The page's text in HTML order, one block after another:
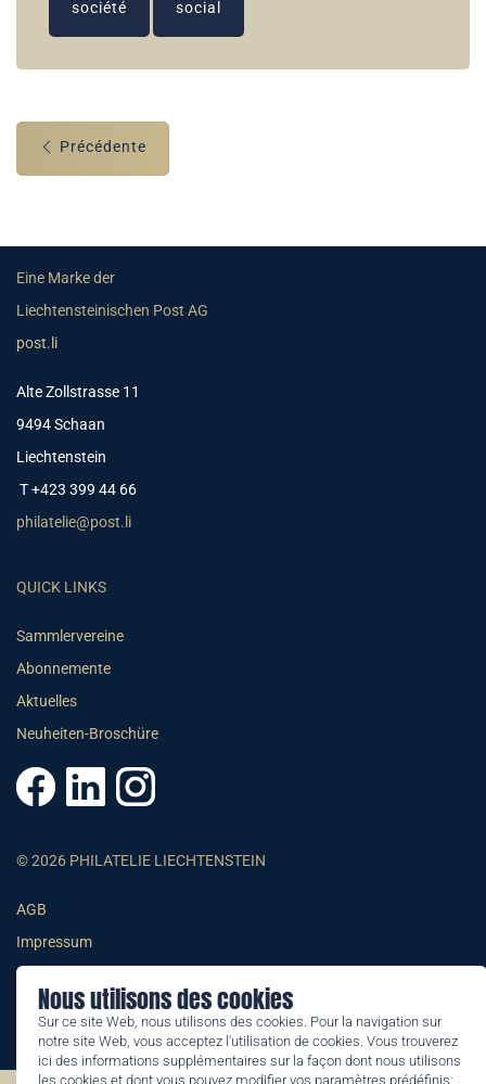
Nous utilisons des cookies
Sur ce site Web, nous utilisons des cookies. Pour la navigation sur
notre site Web, vous acceptez l'utilisation de cookies. Vous trouverez
ici des informations supplémentaires sur la façon dont nous utilisons
les cookies et dont vous pouvez modifier vos paramètres prédéfinis:
société social
Précédente
Eine Marke der
Liechtensteinischen Post AG
post.li
Alte Zollstrasse 11
9494 Schaan
Liechtenstein
T +423 399 44 66
philatelie@post.li
QUICK LINKS
Sammlervereine
Abonnemente
Aktuelles
Neuheiten-Broschüre
© 2026 PHILATELIE LIECHTENSTEIN
AGB
Impressum
Datenschutzerklärung